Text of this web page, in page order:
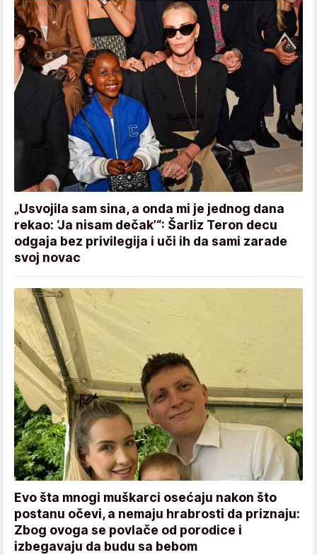
„Usvojila sam sina, a onda mi je jednog dana
rekao: ‘Ja nisam dečak’“: Šarliz Teron decu
odgaja bez privilegija i uči ih da sami zarade
svoj novac
Evo šta mnogi muškarci osećaju nakon što
postanu očevi, a nemaju hrabrosti da priznaju:
Zbog ovoga se povlače od porodice i
izbegavaju da budu sa bebom